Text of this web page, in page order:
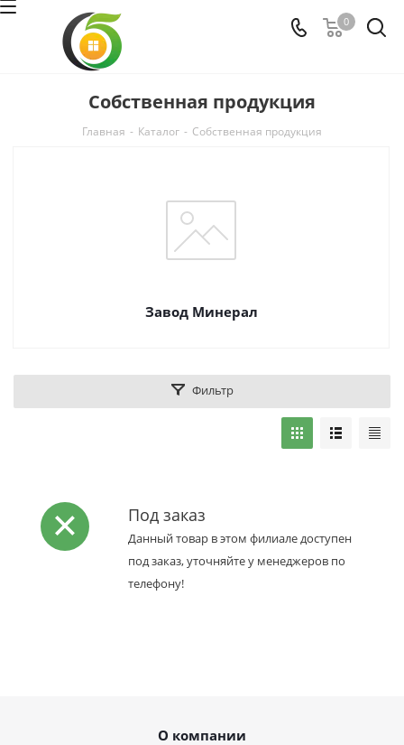
0
Собственная продукция
Главная - Каталог - Собственная продукция
Завод Минерал
Фильтр
Под заказ
Данный товар в этом филиале доступен
под заказ, уточняйте у менеджеров по
телефону!
О компании